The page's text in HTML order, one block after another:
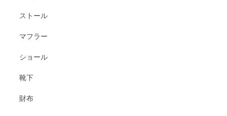
ストール
マフラー
ショール
靴下
財布